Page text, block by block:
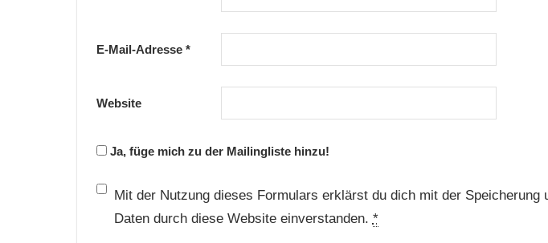
E-Mail-Adresse *
Website
Ja, füge mich zu der Mailingliste hinzu!
Mit der Nutzung dieses Formulars erklärst du dich mit der Speicherung
Daten durch diese Website einverstanden. *